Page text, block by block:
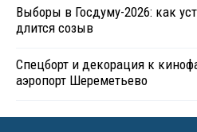
Выборы в Госдуму-2026: как
длится созыв
Спецборт и декорация к
аэропорт Шереметьево